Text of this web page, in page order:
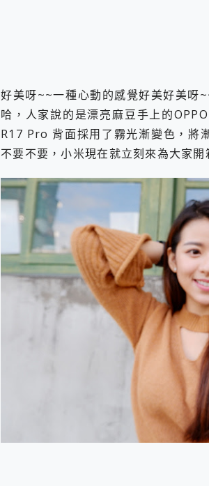
COMPUTEX 2025 來囉
自帶線的 有線無線都能充
飛利浦 JS7310 ⚡【電急
是螢幕也是電視! 一機超
iPhone、Apple Watch、
動靜皆宜「HUAWEI
好玩好拍 vivo V50 ~ 口袋
25種洗烘模式一機搞定!
給 MSI Claw 系列電競掌
B&O 精品級音響! Home+
2億 APO蔡司長焦神機降
EaseUS Vocal Remover
3 個超值 MHN 飛人工具
Locawhere AnyTo 寶可夢
小體積 40000mAh 超大容
97.3% 恢復率，資料救援
磁碟系統大風吹 有了 磁碟
全新 SONY Xperia 1 VI
Xiaomi 14 Ultra 開箱 評
vivo TWS 3e 真無線藍牙
MSI Claw 掌機專屬配件
人像旗艦 vivo V30 系列
多個願望一次滿足 超強散
一吸完美對位 擁有超強
Motorola edge 70 pro 及
近八千元的 Soundcore
ASUS Pad 全面應援 Me
榮耀 HONOR 600 Pro x
好美呀~~一種心動的感覺好美好美呀
哈，人家說的是漂亮麻豆手上的
R17 Pro 背面採用了霧光漸變色，將
不要不要，小米現在就立刻來為大家